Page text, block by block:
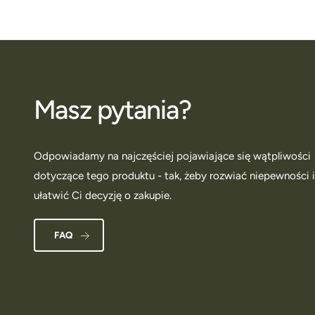
Masz pytania?
Odpowiadamy na najczęściej pojawiające się wątpliwości
dotyczące tego produktu - tak, żeby rozwiać niepewności i
ułatwić Ci decyzję o zakupie.
FAQ